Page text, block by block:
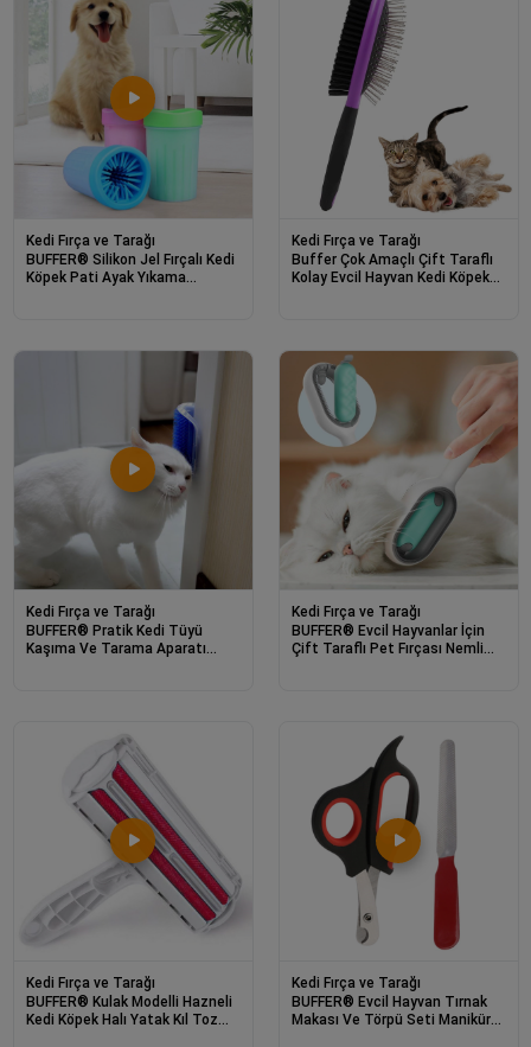
Kedi Fırça ve Tarağı
BUFFER® Silikon Jel Fırçalı Kedi
Köpek Pati Ayak Yıkama
Kedi Fırça ve Tarağı
Buffer Çok Amaçlı Çift Taraflı
Kolay Evcil Hayvan Kedi Köpek
Kedi Fırça ve Tarağı
BUFFER® Pratik Kedi Tüyü
Kaşıma Ve Tarama Aparatı
Kedi Fırça ve Tarağı
BUFFER® Evcil Hayvanlar İçin
Çift Taraflı Pet Fırçası Nemli
Kedi Fırça ve Tarağı
BUFFER® Kulak Modelli Hazneli
Kedi Köpek Halı Yatak Kıl Toz
Kedi Fırça ve Tarağı
BUFFER® Evcil Hayvan Tırnak
Makası Ve Törpü Seti Manikür